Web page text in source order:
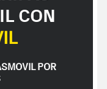
CON
POR